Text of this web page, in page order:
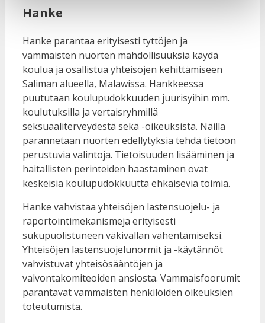
Hanke
Hanke parantaa erityisesti tyttöjen ja
vammaisten nuorten mahdollisuuksia käydä
koulua ja osallistua yhteisöjen kehittämiseen
Saliman alueella, Malawissa. Hankkeessa
puututaan koulupudokkuuden juurisyihin mm.
koulutuksilla ja vertaisryhmillä
seksuaaliterveydestä sekä -oikeuksista. Näillä
parannetaan nuorten edellytyksiä tehdä tietoon
perustuvia valintoja. Tietoisuuden lisääminen ja
haitallisten perinteiden haastaminen ovat
keskeisiä koulupudokkuutta ehkäiseviä toimia.
Hanke vahvistaa yhteisöjen lastensuojelu- ja
raportointimekanismeja erityisesti
sukupuolistuneen väkivallan vähentämiseksi.
Yhteisöjen lastensuojelunormit ja -käytännöt
vahvistuvat yhteisösääntöjen ja
valvontakomiteoiden ansiosta. Vammaisfoorumit
parantavat vammaisten henkilöiden oikeuksien
toteutumista.